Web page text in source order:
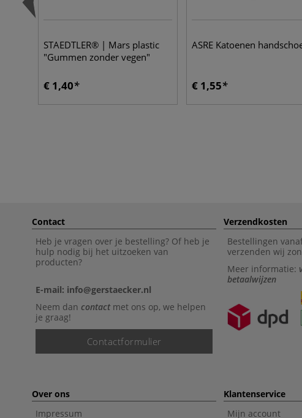
STAEDTLER® | Mars plastic
"Gummen zonder vegen"
€ 1,40
ASRE Katoenen
€ 1,55
Contact
Heb je vragen over je bestelling? Of heb je
hulp nodig bij het uitzoeken van
producten?
E-mail: info@gerstaecker.nl
Neem dan contactmet ons op, we helpen
je graag!
Contactformulier
Verzendkosten
Bestellingen
verzenden wij
Meer informatie:
betaalwijzen
Over ons
Impressum
Klantenservice
Mijn account